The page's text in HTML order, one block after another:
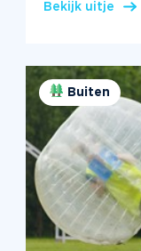
Bekijk uitje
Buiten